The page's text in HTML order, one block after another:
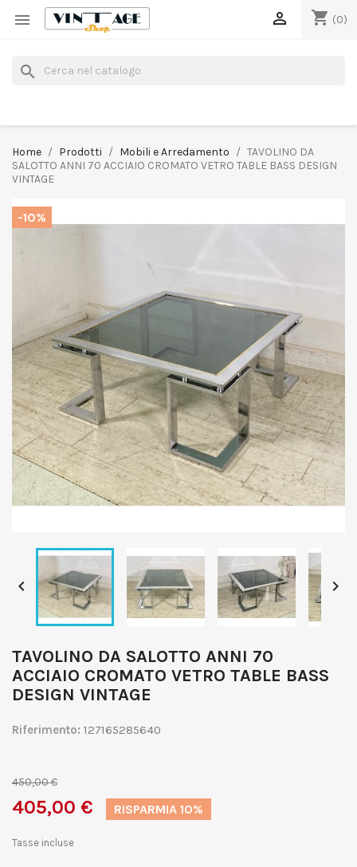
 shopping_cart (0)

search
Home Prodotti Mobili e Arredamento
TAVOLINO DA
SALOTTO ANNI 70 ACCIAIO CROMATO VETRO TABLE BASS DESIGN
VINTAGE
-10%
 
TAVOLINO DA SALOTTO ANNI 70
ACCIAIO CROMATO VETRO TABLE BASS
DESIGN VINTAGE
Riferimento: 127165285640
450,00 €
405,00 € RISPARMIA 10%
Tasse incluse